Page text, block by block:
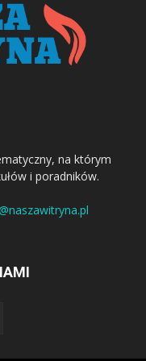
na którym
i poradników.